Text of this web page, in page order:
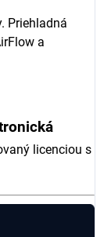
Priehladná
a
licenciou s